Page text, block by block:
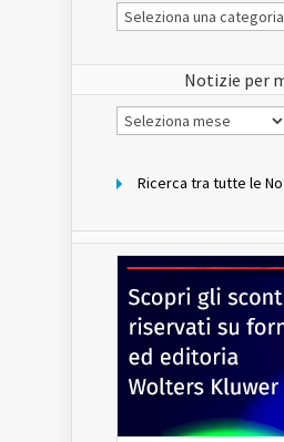
Le
Notizie
Notizie per
Notizie
per
Ricerca tra tutte le